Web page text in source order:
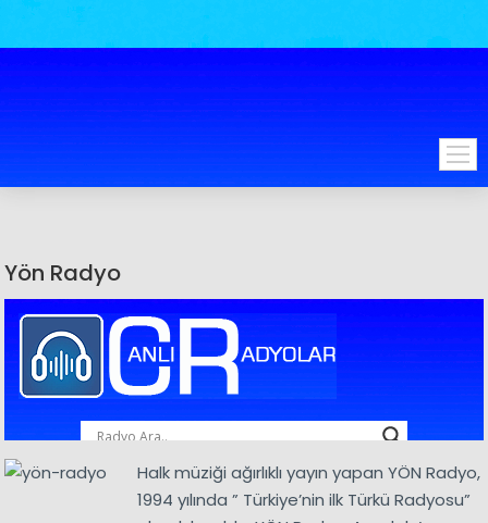
Yön Radyo
Halk müziği ağırlıklı yayın yapan YÖN Radyo,
1994 yılında ” Türkiye’nin ilk Türkü Radyosu”